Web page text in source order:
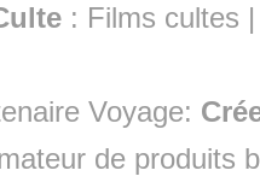
: Films cultes
Voyage:
de produits